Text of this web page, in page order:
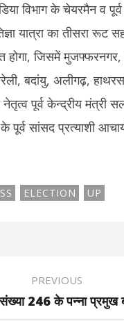
विभाग के चेयरमैन व पूर्व
यात्रा का तीसरा रूट
होगा, जिसमें
बरेली, बदांयु, अलीगढ़,
पूर्व केन्द्रीय मंत्री
सांसद प्रत्याशी
ELECTION UP
PREVIOUS
246 के पन्ना प्रमुख